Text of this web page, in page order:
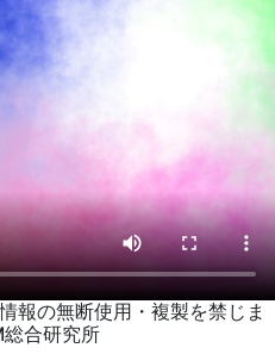
報の無断使用・複製を禁じま
合研究所